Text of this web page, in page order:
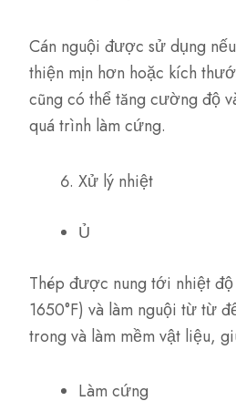
Cán nguội được sử dụng
thiện mịn hơn hoặc kích
cũng có thể tăng cường độ
quá trình làm cứng.
Xử lý nhiệt
Ủ
Thép được nung tới nhiệt độ
1650°F) và làm nguội từ từ
trong và làm mềm vật liệu,
Làm cứng